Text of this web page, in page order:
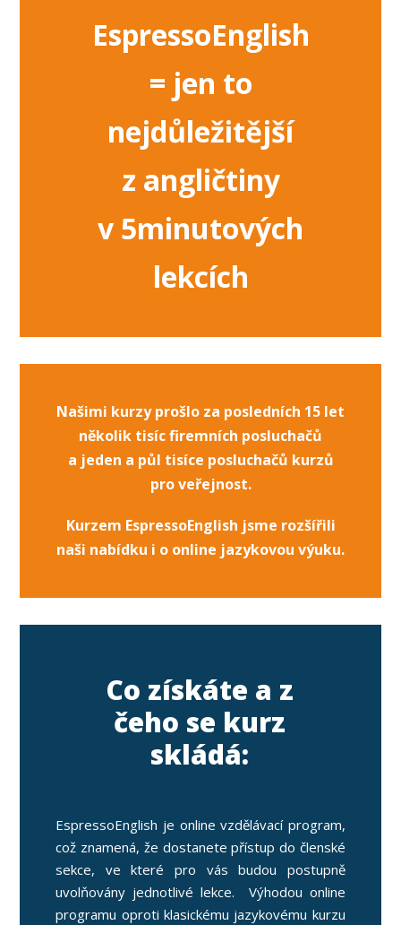
EspressoEnglish
= jen to
nejdůležitější
z angličtiny
v 5minutových
lekcích
Našimi kurzy prošlo za posledních 15 let
několik tisíc firemních posluchačů
a jeden a půl tisíce posluchačů kurzů
pro veřejnost.
Kurzem EspressoEnglish jsme rozšířili
naši nabídku i o online jazykovou výuku.
Co získáte a z
čeho se kurz
skládá:
EspressoEnglish je online vzdělávací program,
což znamená, že dostanete přístup do členské
sekce, ve které pro vás budou postupně
uvolňovány jednotlivé lekce. Výhodou online
programu oproti klasickému jazykovému kurzu